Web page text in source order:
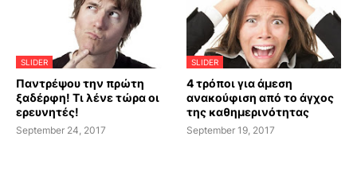
SLIDER
Παντρέψου την πρώτη
ξαδέρφη! Τι λένε τώρα οι
ερευνητές!
September 24, 2017
SLIDER
4 τρόποι για άμεση
ανακούφιση από το άγχος
της καθημερινότητας
September 19, 2017